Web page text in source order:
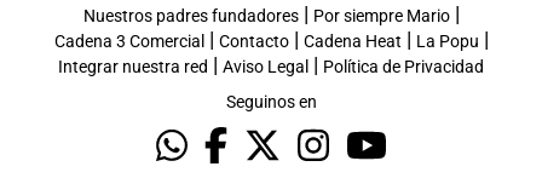
Nuestros padres fundadores| Por siempre Mario|
Cadena 3 Comercial | Contacto| Cadena Heat | La Popu |
Integrar nuestra red | Aviso Legal | Política de Privacidad
Seguinos en